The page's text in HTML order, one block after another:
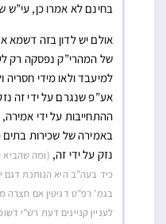
בחינם לא אמרו כן, עי”ש
אולם יש לדון בזה דשמא
של המהרי”ק נפסקה רק
למיעבד ולאו מידי חסריה
אע”פ שנגרם על ידי זה
ההתחייבות על ידי
באמירה של שכירות בתים
נזק על ידי זה, (ומה שהביא
כיד בעה”ב היא הנותנת דגם
בגמ’ רפ”ט דגיטין אם חצרה
לעניין קניינים דעת רש”י